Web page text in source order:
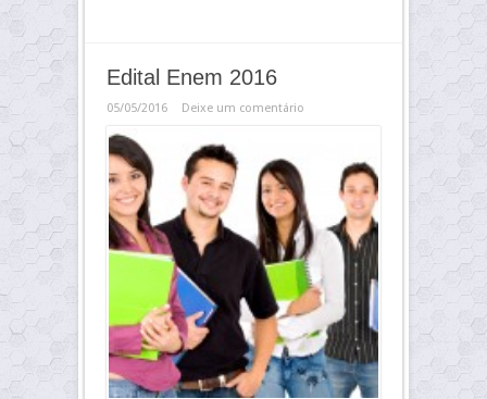
Edital Enem 2016
05/05/2016 Deixe um comentário